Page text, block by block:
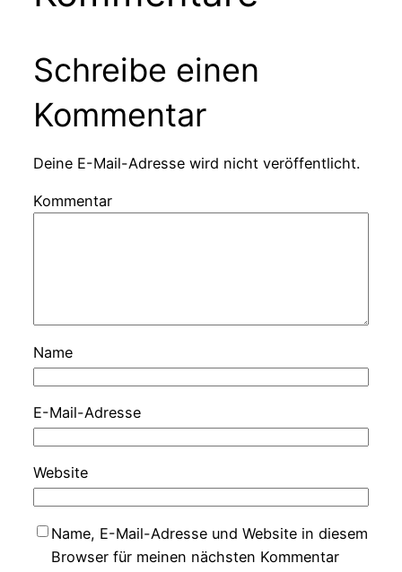
Schreibe einen
Kommentar
Deine E-Mail-Adresse wird nicht veröffentlicht.
Kommentar
Name
E-Mail-Adresse
Website
Name, E-Mail-Adresse und Website in diesem
Browser für meinen nächsten Kommentar